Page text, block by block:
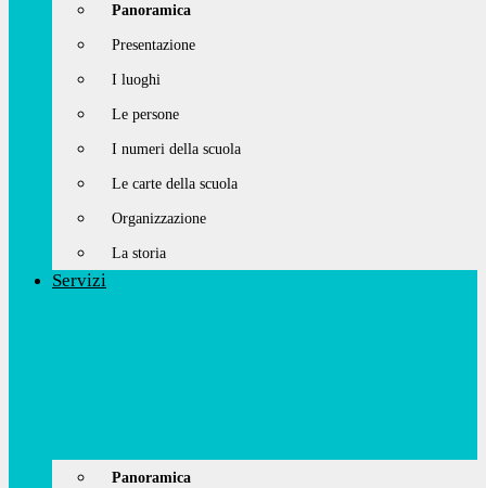
Panoramica
Presentazione
I luoghi
Le persone
I numeri della scuola
Le carte della scuola
Organizzazione
La storia
Servizi
Panoramica